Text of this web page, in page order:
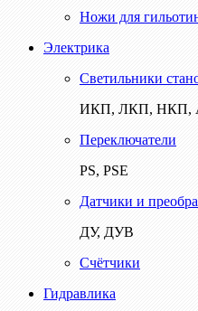
Ножи для
Электрика
Светильники
ИКП, ЛКП, НКП,
Переключатели
PS, PSE
Датчики и
ДУ, ДУВ
Счётчики
Гидравлика